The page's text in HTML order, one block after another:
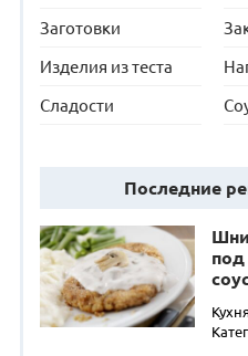
Заготовки
Изделия из теста
Сладости
Последние